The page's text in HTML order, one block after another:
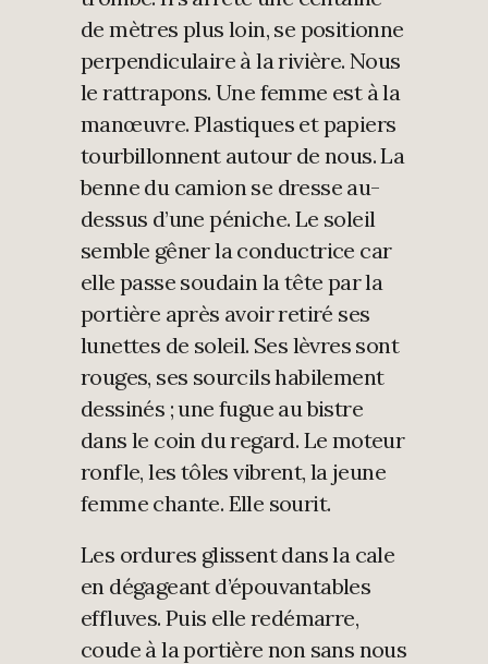
de mètres plus loin, se positionne
perpendiculaire à la rivière. Nous
le rattrapons. Une femme est à la
manœuvre. Plastiques et papiers
tourbillonnent autour de nous. La
benne du camion se dresse au-
dessus d’une péniche. Le soleil
semble gêner la conductrice car
elle passe soudain la tête par la
portière après avoir retiré ses
lunettes de soleil. Ses lèvres sont
rouges, ses sourcils habilement
dessinés ; une fugue au bistre
dans le coin du regard. Le moteur
ronfle, les tôles vibrent, la jeune
femme chante. Elle sourit.
Les ordures glissent dans la cale
en dégageant d’épouvantables
effluves. Puis elle redémarre,
coude à la portière non sans nous